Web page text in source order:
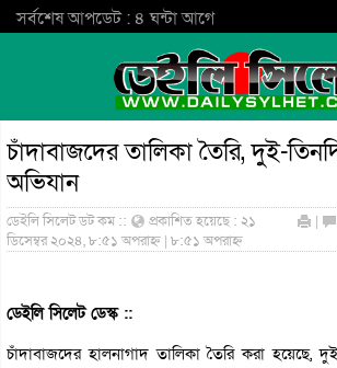
সর্বশেষ আপডেট : ৪ ঘন্টা আগে
চাঁদাবাজদের তালিকা তৈরি, দুই-
অভিযান
ডেইলি সিলেট ডট কম ::
প্রকাশিত হয়েছে : ২১
ডিসেম্বর ২০২৪, ৮:৫১ অপরাহ্ন | ৮:৫১ অপরাহ্ন
|
ডেইলি সিলেট ডেস্ক ::
চাঁদাবাজদের হালনাগাদ তালিকা তৈরি করা হয়েছে,